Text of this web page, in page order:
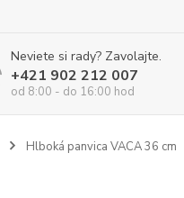
Neviete si rady? Zavolajte.
+421 902 212 007
od 8:00 - do 16:00 hod
Hlboká panvica VACA 36 cm